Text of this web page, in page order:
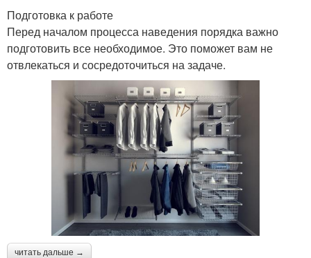
Подготовка к работе
Перед началом процесса наведения порядка важно
подготовить все необходимое. Это поможет вам не
отвлекаться и сосредоточиться на задаче.
читать дальше →